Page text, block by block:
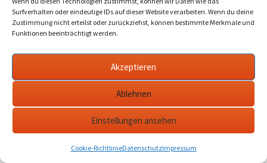
Surfverhalten oder eindeutige IDs auf dieser Website verarbeiten. Wenn du deine
Zustimmung nicht erteilst oder zurückziehst, können bestimmte Merkmale und
Funktionen beeinträchtigt werden.
Akzeptieren
Ablehnen
Einstellungen ansehen
Cookie-RichtlinieDatenschutzImpressum
Im Betrachten der Jahreslosung war mir wichtig, nach
Kriterien zu fragen für die Prüfung. So entstand die Idee mit
sein müssen. Kürze und Begrenzung der Punkte machen das
Ganze unvollständig. Daher der offene Punkt „noch was?“
zum Weiterdenken.
Die „richtige Zeit“ ist mir als erstes weiteres Kriterium
noch eingefallen. Weitere Kriterien wie „was aufbaut“
(1Kor 10,23-24) oder „was Christum treibet“ (M. Luther)
könnte man nennen. Mit „von Gott bestätigt“ meine ich